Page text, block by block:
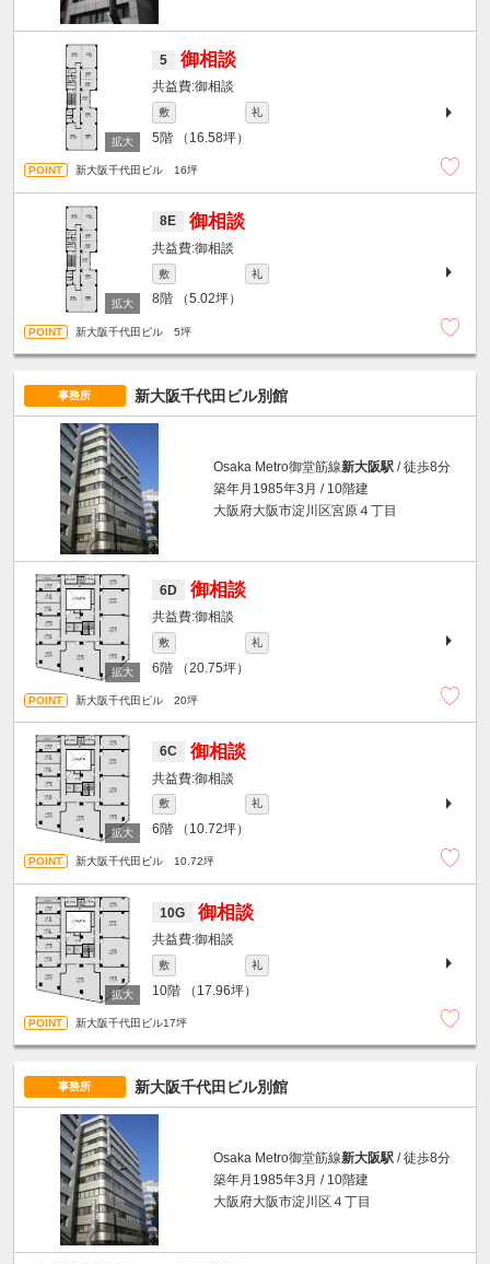
5 御相談
御相談
敷 礼
5階 （16.58坪）
新大阪千代田ビル 16坪
8E 御相談
御相談
敷 礼
8階 （5.02坪）
新大阪千代田ビル 5坪
事務所 新大阪千代田ビル別館
Osaka Metro御堂筋線新大阪駅 / 徒歩8分
築年月1985年3月 / 10階建
大阪府大阪市淀川区宮原４丁目
6D 御相談
御相談
敷 礼
6階 （20.75坪）
新大阪千代田ビル 20坪
6C 御相談
御相談
敷 礼
6階 （10.72坪）
新大阪千代田ビル 10.72坪
10G 御相談
御相談
敷 礼
10階 （17.96坪）
新大阪千代田ビル17坪
事務所 新大阪千代田ビル別館
Osaka Metro御堂筋線新大阪駅 / 徒歩8分
築年月1985年3月 / 10階建
大阪府大阪市淀川区４丁目